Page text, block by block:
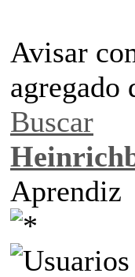
Avisar
agregado
Buscar
Aprendiz